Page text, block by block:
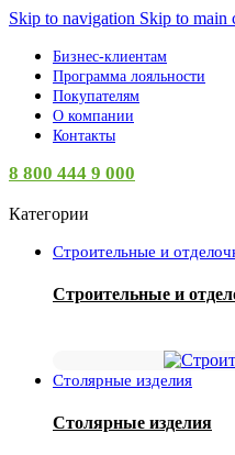
Skip to navigation Skip to main
Бизнес-клиентам
Программа лояльности
Покупателям
О компании
Контакты
8 800 444 9 000
Категории
Строительные и
Строительные и
Столярные изделия
Столярные изделия